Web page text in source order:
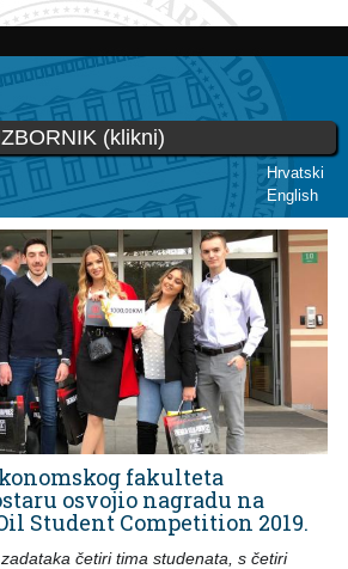
Skoči
glavni
sadržaj
Hrvatski
English
(klikni)
fakulteta
osvojio nagradu na
Student Competition 2019.
četiri tima studenata, s četiri